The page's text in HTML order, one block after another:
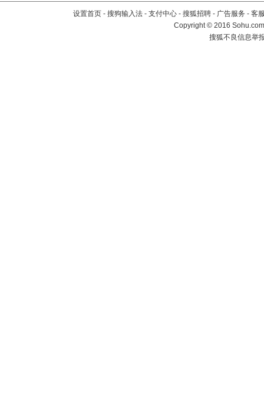
设置首页 - 搜狗输入法 - 支付中心 - 搜狐招聘 - 广告服务 - 客
Copyright©2016
搜狐不良信息举